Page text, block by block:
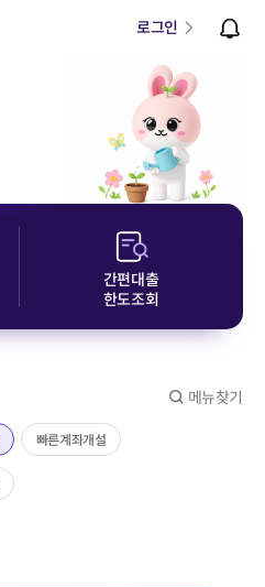
로그인
간편대출
한도조회
메뉴찾기
빠른계좌개설